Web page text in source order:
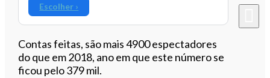
Escolher ›
Contas feitas, são mais 4900 espectadores
do que em 2018, ano em que este número se
ficou pelo 379 mil.